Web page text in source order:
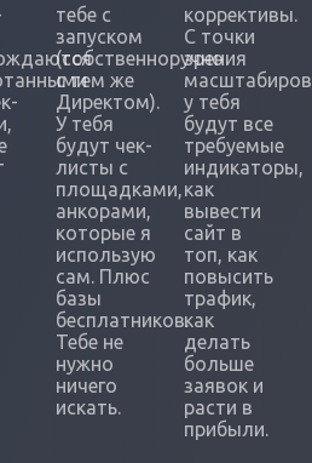
тебе с
запуском
(собственноручно
с тем же
Директом).
У тебя
будут чек-
листы с
площадками,
анкорами,
которые я
использую
сам. Плюс
базы
бесплатников.
Тебе не
нужно
ничего
искать.
коррективы.
С точки
зрения
у тебя
будут все
требуемые
индикаторы,
как
вывести
сайт в
топ, как
повысить
трафик,
как
делать
больше
заявок и
расти в
прибыли.